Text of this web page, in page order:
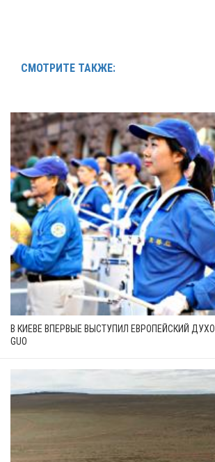
СМОТРИТЕ ТАКЖЕ:
В КИЕВЕ ВПЕРВЫЕ ВЫСТУПИЛ ЕВРОПЕЙСКИЙ
GUO